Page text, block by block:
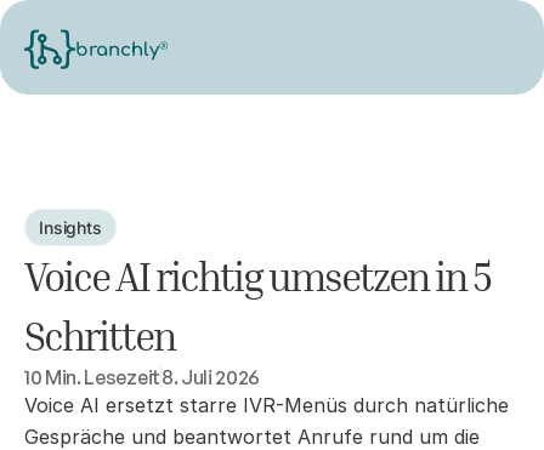
branchly®
Insights
Voice AI richtig umsetzen in 5
Schritten
10 Min. Lesezeit8. Juli 2026
Voice AI ersetzt starre IVR-Menüs durch natürliche
Gespräche und beantwortet Anrufe rund um die